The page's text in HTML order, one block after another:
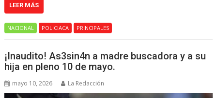
LEER MÁS
NACIONAL POLICIACA PRINCIPALES
¡Inaudito! As3sin4n a madre buscadora y a su
hija en pleno 10 de mayo.
mayo 10, 2026 La Redacción